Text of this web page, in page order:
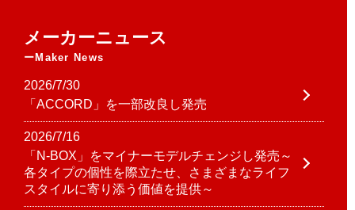
メーカーニュース
Maker News